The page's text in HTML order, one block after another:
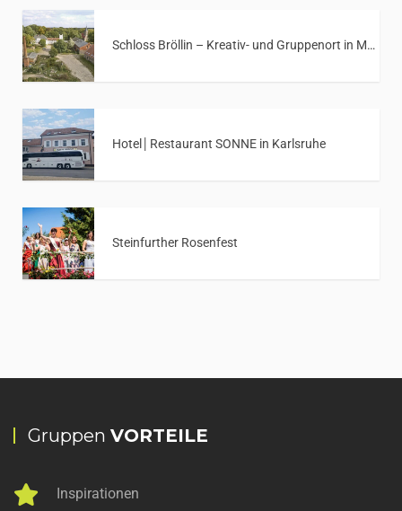
Schloss Bröllin – Kreativ- und Gruppenort in Mecklenburg-Vorpommern
Hotel│Restaurant SONNE in Karlsruhe
Steinfurther Rosenfest
Gruppen VORTEILE
Inspirationen